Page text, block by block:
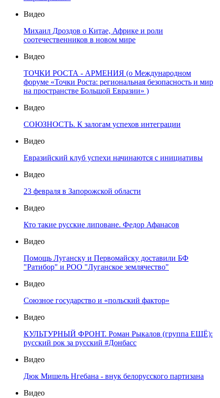
Видео
Михаил Дроздов о Китае, Африке и роли
соотечественников в новом мире
Видео
ТОЧКИ РОСТА - АРМЕНИЯ (о Международном
форуме «Точки Роста: региональная безопасность и мир
на пространстве Большой Евразии» )
Видео
СОЮЗНОСТЬ. К залогам успехов интеграции
Видео
Евразийский клуб успехи начинаются с инициативы
Видео
23 февраля в Запорожской области
Видео
Кто такие русские липоване. Федор Афанасов
Видео
Помощь Луганску и Первомайску доставили БФ
"Ратибор" и РОО "Луганское землячество"
Видео
Союзное государство и «польский фактор»
Видео
КУЛЬТУРНЫЙ ФРОНТ. Роман Рыкалов (группа ЕЩЁ):
русский рок за русский #Донбасс
Видео
Дюк Мишель Нгебана - внук белорусского партизана
Видео